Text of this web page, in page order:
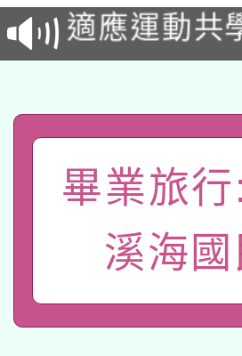
招甄選結果
適應運動共
本館辦理
暨閱讀推動
科技賦能─
「數位內容
pilot」
有關大陸
業技術研究
115年8月
畢業旅
溪海